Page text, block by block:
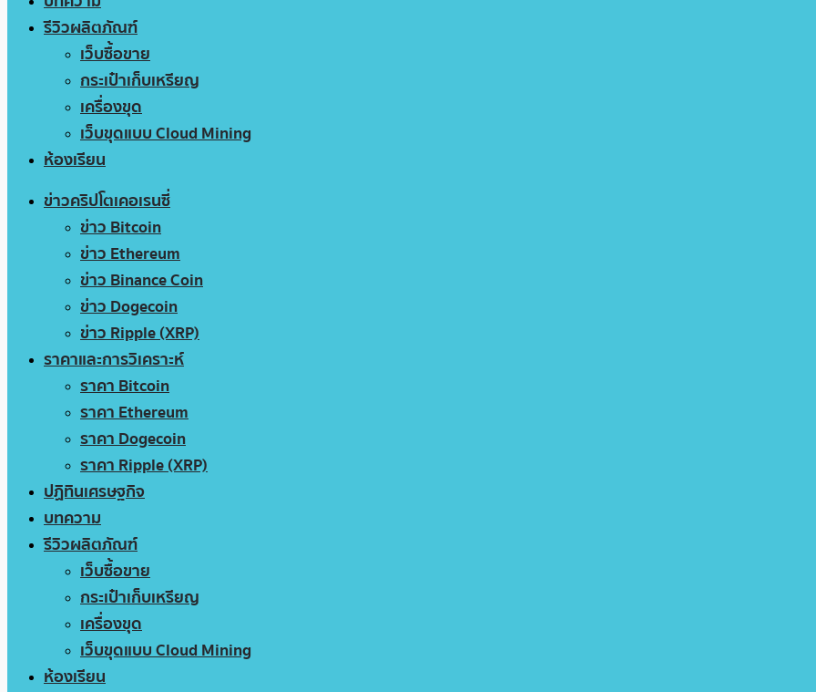
รีวิวผลิตภัณฑ์
เว็บซื้อขาย
กระเป๋าเก็บเหรียญ
เครื่องขุด
เว็บขุดแบบ Cloud Mining
ห้องเรียน
ข่าวคริปโตเคอเรนซี่
ข่าว Bitcoin
ข่าว Ethereum
ข่าว Binance Coin
ข่าว Dogecoin
ข่าว Ripple (XRP)
ราคาและการวิเคราะห์
ราคา Bitcoin
ราคา Ethereum
ราคา Dogecoin
ราคา Ripple (XRP)
ปฏิทินเศรษฐกิจ
บทความ
รีวิวผลิตภัณฑ์
เว็บซื้อขาย
กระเป๋าเก็บเหรียญ
เครื่องขุด
เว็บขุดแบบ Cloud Mining
ห้องเรียน